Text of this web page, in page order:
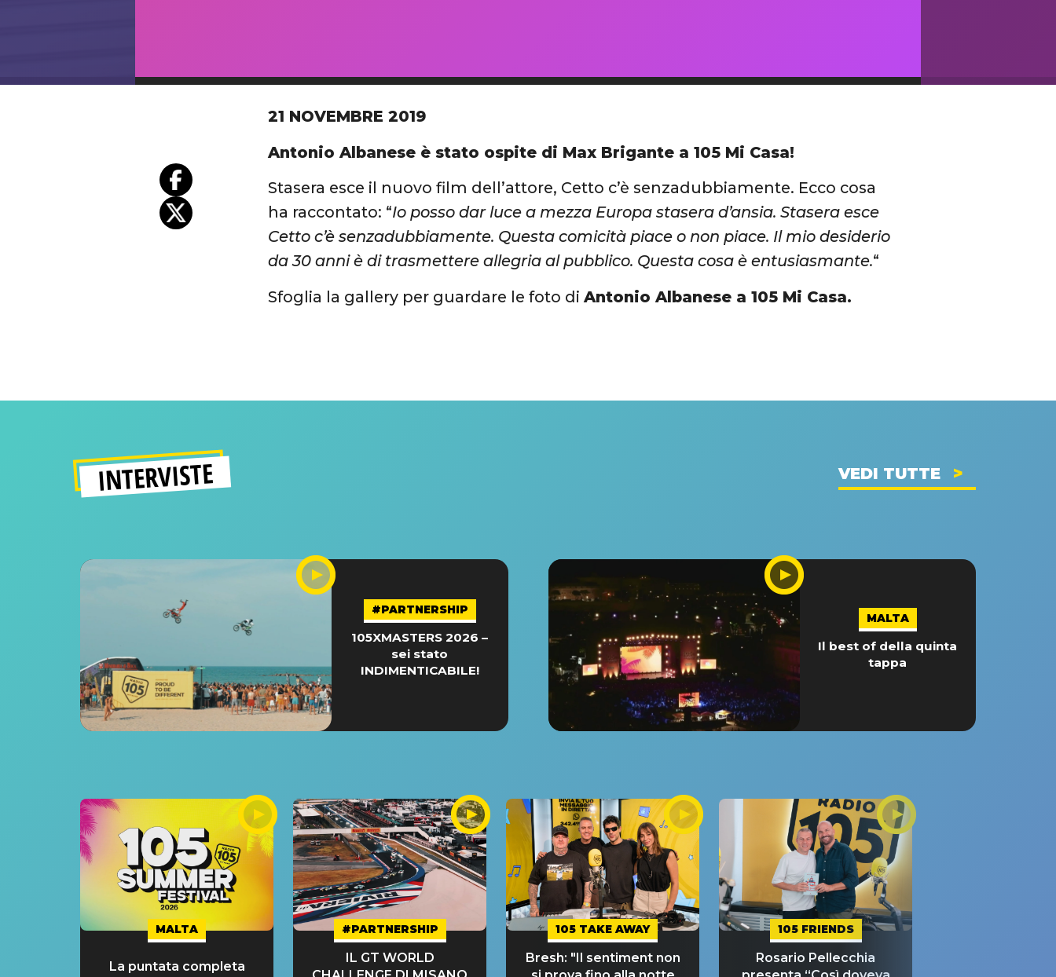
21 NOVEMBRE 2019
Antonio Albanese è stato ospite di Max Brigante a 105 Mi Casa!
Stasera esce il nuovo film dell’attore, Cetto c’è senzadubbiamente. Ecco cosa
ha raccontato: “Io posso dar luce a mezza Europa stasera d’ansia. Stasera esce
Cetto c’è senzadubbiamente. Questa comicità piace o non piace. Il mio desiderio
da 30 anni è di trasmettere allegria al pubblico. Questa cosa è entusiasmante.“
Sfoglia la gallery per guardare le foto diAntonio Albanese a 105 Mi Casa.
INTERVISTE VEDI TUTTE
#PARTNERSHIP
105XMASTERS 2026 –
sei stato
INDIMENTICABILE!
MALTA
Il best of della quinta
tappa
MALTA
La puntata completa
#PARTNERSHIP
IL GT WORLD
105 TAKE AWAY
Bresh: "Il sentiment non
105 FRIENDS
Rosario Pellecchia